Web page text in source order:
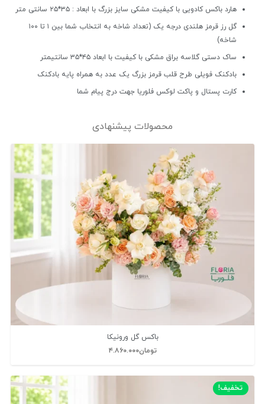
هارد باکس کادویی با کیفیت مشکی سایز بزرگ با ابعاد : ۳۵*۲۵ سانتی متر
گل رز قرمز هلندی درجه یک (تعداد شاخه به انتخاب شما بین ۱ تا ۱۰۰
شاخه)
ساک دستی گلاسه براق مشکی با کیفیت با ابعاد ۴۵*۳۵ سانتیمتر
بادکنک فویلی طرح قلب قرمز بزرگ یک عدد به همراه پایه بادکنک
کارت پستال و پاکت لوکس فلوریا جهت درج پیام شما
محصولات پیشنهادی
باکس گل ورونیکا
تومان۴.۸۶۰.۰۰۰
تخفیف!